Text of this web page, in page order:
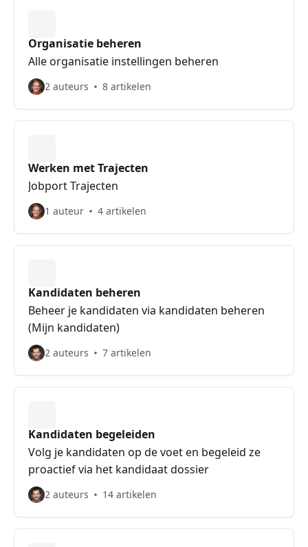
Organisatie beheren
Alle organisatie instellingen beheren
2 auteurs 8 artikelen
Werken met Trajecten
Jobport Trajecten
1 auteur 4 artikelen
Kandidaten beheren
Beheer je kandidaten via kandidaten beheren
(Mijn kandidaten)
2 auteurs 7 artikelen
Kandidaten begeleiden
Volg je kandidaten op de voet en begeleid ze
proactief via het kandidaat dossier
2 auteurs 14 artikelen